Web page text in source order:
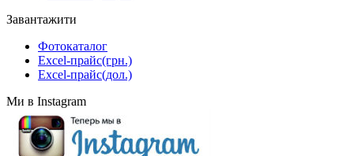
Завантажити
Фотокаталог
Excel-прайс(грн.)
Excel-прайс(дол.)
Ми в Instagram